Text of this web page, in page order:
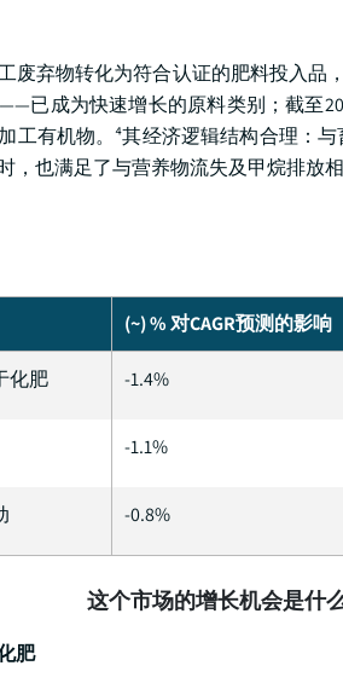
废弃物转化为符合认证的肥料投入
已成为快速增长的原料类别；截至
工有机物。⁴其经济逻辑结构合理：
，也满足了与营养物流失及甲烷排放相
(~) % 对CAGR预测的影响
化肥 -1.4%
-1.1%
-0.8%
这个市场的增长机会是什
肥